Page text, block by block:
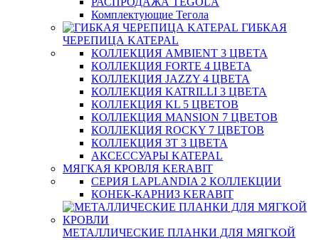
Комплектующие Тегола
ГИБКАЯ
ЧЕРЕПИЦА KATEPAL
КОЛЛЕКЦИЯ AMBIENT 3 ЦВЕТА
КОЛЛЕКЦИЯ FORTE 4 ЦВЕТА
КОЛЛЕКЦИЯ JAZZY 4 ЦВЕТА
КОЛЛЕКЦИЯ KATRILLI 3 ЦВЕТА
КОЛЛЕКЦИЯ KL 5 ЦВЕТОВ
КОЛЛЕКЦИЯ MANSION 7 ЦВЕТОВ
КОЛЛЕКЦИЯ ROCKY 7 ЦВЕТОВ
КОЛЛЕКЦИЯ ЗТ 3 ЦВЕТА
АКСЕССУАРЫ KATEPAL
МЯГКАЯ КРОВЛЯ KERABIT
СЕРИЯ LAPLANDIA 2 КОЛЛЕКЦИИ
КОНЕК-КАРНИЗ KERABIT
МЕТАЛЛИЧЕСКИЕ ПЛАНКИ ДЛЯ МЯГКОЙ